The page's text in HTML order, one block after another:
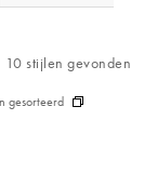
10 stijlen gevonden
gesorteerd